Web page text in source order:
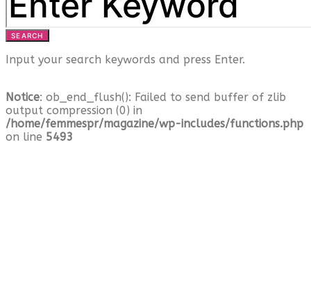
SEARCH
Input your search keywords and press Enter.
Notice: ob_end_flush(): Failed to send buffer of zlib
output compression (0) in
/home/femmespr/magazine/wp-includes/functions.php
on line 5493